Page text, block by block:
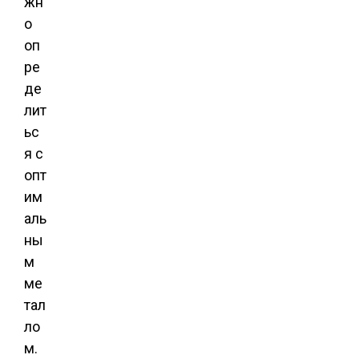
о
оп
ре
де
лит
ьс
я с
опт
им
аль
ны
м
ме
тал
ло
м.